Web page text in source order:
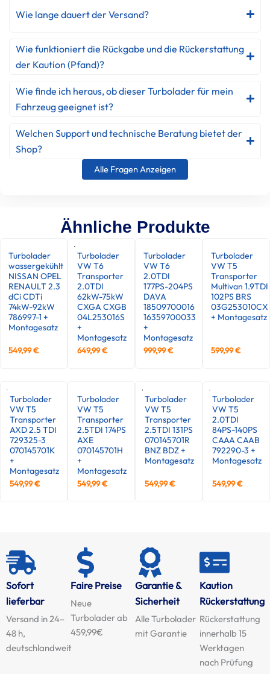
Wie lange dauert der Versand?
Wie funktioniert die Rückgabe und die Rückerstattung
der Kaution (Pfand)?
Wie finde ich heraus, ob dieser Turbolader für mein
Fahrzeug geeignet ist?
Welchen Support und technische Beratung bietet der
Shop?
Alle Fragen Anzeigen
Ähnliche Produkte
Turbolader
wassergekühlt
NISSAN OPEL
RENAULT 2.3
dCi CDTi
74kW-92kW
786997-1 +
Montagesatz
549,99€
Turbolader
VW T6
Transporter
2.0TDI
62kW-75kW
CXGA CXGB
04L253016S
+
Montagesatz
649,99€
Turbolader
VW T6
2.0TDI
177PS-204PS
DAVA
18509700016
16359700033
+
Montagesatz
999,99€
Turbolader
VW T5
Transporter
Multivan 1.9TDI
102PS BRS
03G253010CX
+ Montagesatz
599,99€
Turbolader
VW T5
Transporter
AXD 2.5 TDI
729325-3
070145701K
+
Montagesatz
549,99€
Turbolader
VW T5
Transporter
2.5TDI 174PS
AXE
070145701H
+
Montagesatz
549,99€
Turbolader
VW T5
Transporter
2.5TDI 131PS
070145701R
BNZ BDZ +
Montagesatz
549,99€
Turbolader
VW T5
2.0TDI
84PS-140PS
CAAA CAAB
792290-3 +
Montagesatz
549,99€
Sofort
lieferbar
Versand in 24–
48 h,
deutschlandweit
Faire Preise
Neue
Turbolader ab
459,99€
Garantie &
Sicherheit
Alle Turbolader
mit Garantie
Kaution
Rückerstattung
Rückerstattung
innerhalb 15
Werktagen
nach Prüfung